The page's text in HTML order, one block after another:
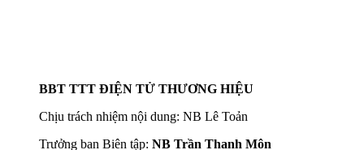
BBT TTT ĐIỆN TỬ THƯƠNG HIỆU
Chịu trách nhiệm nội dung: NB Lê Toản
Trưởng ban Biên tập: NB Trần Thanh Môn